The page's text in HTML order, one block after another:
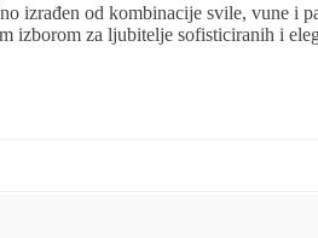
izrađen od kombinacije svile, vune i
izborom za ljubitelje sofisticiranih i